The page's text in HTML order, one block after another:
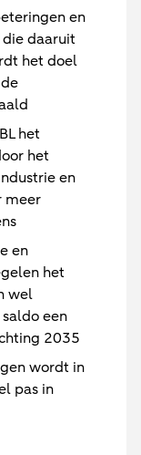
en
daaruit
het doel
het
het
en
meer
en
het
wel
een
2035
wordt in
pas in